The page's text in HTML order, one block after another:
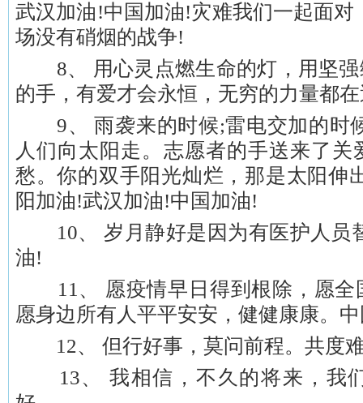
武汉加油!中国加油!灾难我们一起面
场没有硝烟的战争!
8、 用心灵点燃生命的灯，用坚强
的手，有爱才会永恒，无穷的力量都
9、 雨袭来的时候;雷电交加的时
人们向太阳走。志愿者的手送来了
愁。你的双手阳光灿烂，那是太阳伸
阳加油!武汉加油!中国加油!
10、 岁月静好是因为有医护人员
油!
11、 愿疫情早日得到根除，愿全
愿身边所有人平平安安，健健康康。
12、 但行好事，莫问前程。共度
13、 我相信，不久的将来，我